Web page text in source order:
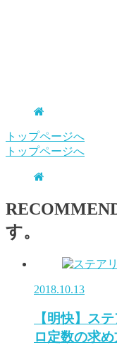
トップページへ
トップページへ
す。
2018.10.13
【明快】ス
ロ定数の求